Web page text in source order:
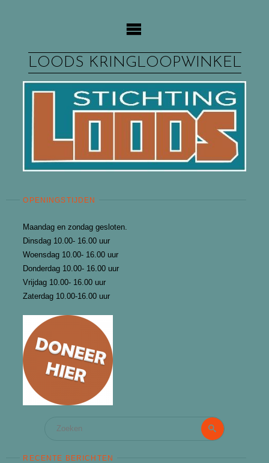
LOODS KRINGLOOPWINKEL
OPENINGSTIJDEN
Maandag en zondag gesloten.
Dinsdag 10.00- 16.00 uur
Woensdag 10.00- 16.00 uur
Donderdag 10.00- 16.00 uur
Vrijdag 10.00- 16.00 uur
Zaterdag 10.00-16.00 uur
Zoeken
RECENTE BERICHTEN